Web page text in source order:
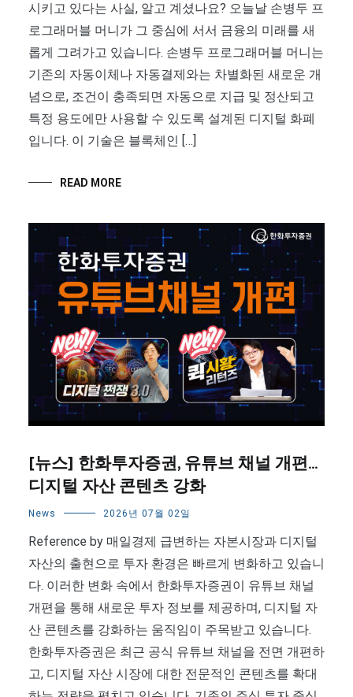
시키고 있다는 사실, 알고 계셨나요? 오늘날 손병두 프
로그래머블 머니가 그 중심에 서서 금융의 미래를 새
롭게 그려가고 있습니다. 손병두 프로그래머블 머니는
기존의 자동이체나 자동결제와는 차별화된 새로운 개
념으로, 조건이 충족되면 자동으로 지급 및 정산되고
특정 용도에만 사용할 수 있도록 설계된 디지털 화폐
입니다. 이 기술은 블록체인 […]
READ MORE
[뉴스] 한화투자증권, 유튜브 채널 개편…
디지털 자산 콘텐츠 강화
News 2026년 07월 02일
Reference by 매일경제 급변하는 자본시장과 디지털
자산의 출현으로 투자 환경은 빠르게 변화하고 있습니
다. 이러한 변화 속에서 한화투자증권이 유튜브 채널
개편을 통해 새로운 투자 정보를 제공하며, 디지털 자
산 콘텐츠를 강화하는 움직임이 주목받고 있습니다.
한화투자증권은 최근 공식 유튜브 채널을 전면 개편하
고, 디지털 자산 시장에 대한 전문적인 콘텐츠를 확대